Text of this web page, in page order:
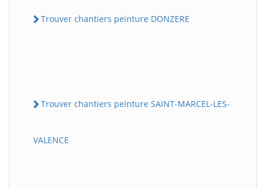
Trouver chantiers peinture DONZERE
Trouver chantiers peinture SAINT-MARCEL-LES-
VALENCE